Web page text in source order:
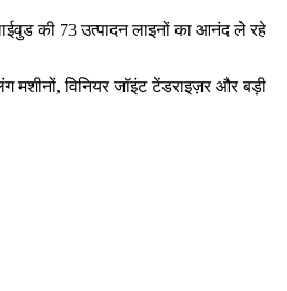
की 73 उत्पादन लाइनों का आनंद ले रहे
मशीनों, विनियर जॉइंट टेंडराइज़र और बड़ी